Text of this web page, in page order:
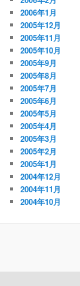
2006年1月
2005年12月
2005年11月
2005年10月
2005年9月
2005年8月
2005年7月
2005年6月
2005年5月
2005年4月
2005年3月
2005年2月
2005年1月
2004年12月
2004年11月
2004年10月